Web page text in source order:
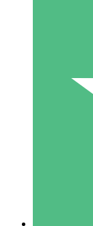
Pague